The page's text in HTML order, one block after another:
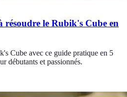
résoudre le Rubik's Cube en
Cube avec ce guide pratique en 5
débutants et passionnés.